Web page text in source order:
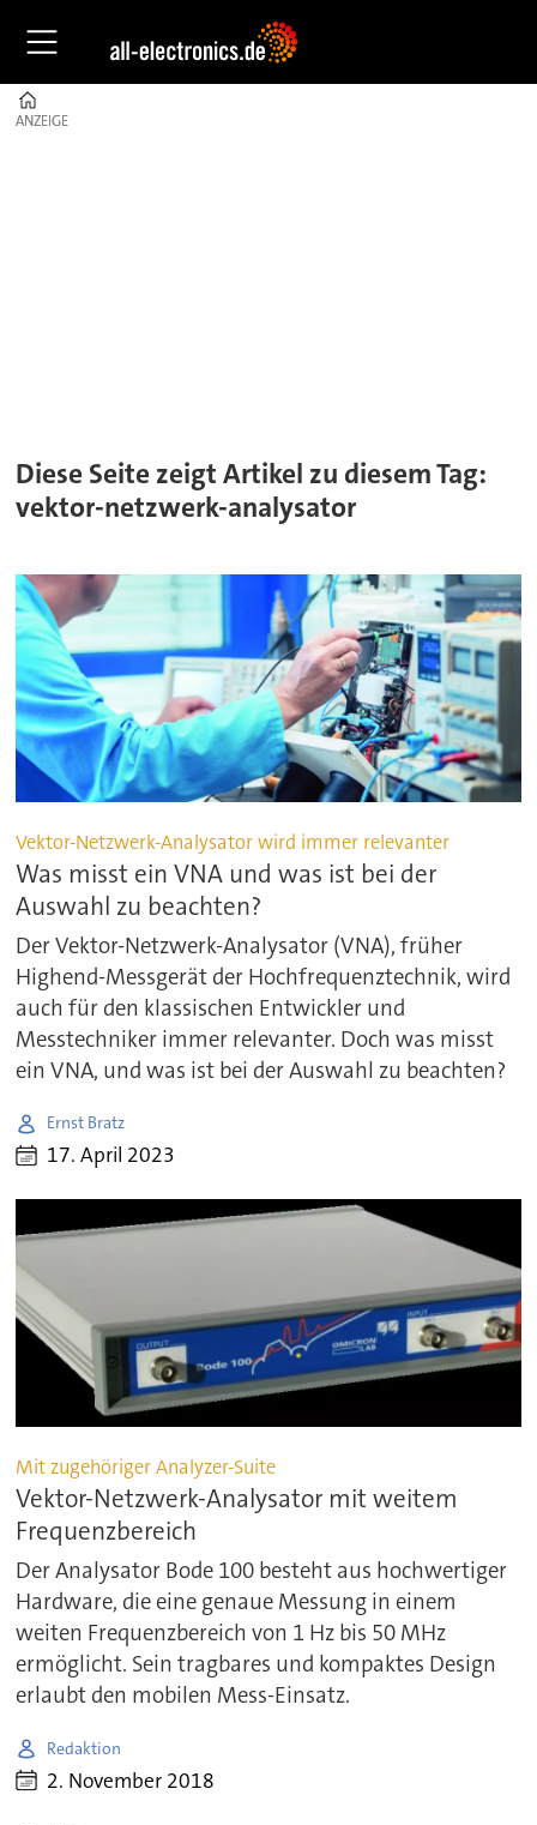
ANZEIGE
ANZEIGE
Diese Seite zeigt Artikel zu diesem Tag:
vektor-netzwerk-analysator
Vektor-Netzwerk-Analysator wird immer relevanter
Was misst ein VNA und was ist bei der
Auswahl zu beachten?
Der Vektor-Netzwerk-Analysator (VNA), früher
Highend-Messgerät der Hochfrequenztechnik, wird
auch für den klassischen Entwickler und
Messtechniker immer relevanter. Doch was misst
ein VNA, und was ist bei der Auswahl zu beachten?
Ernst Bratz
17. April 2023
Mit zugehöriger Analyzer-Suite
Vektor-Netzwerk-Analysator mit weitem
Frequenzbereich
Der Analysator Bode 100 besteht aus hochwertiger
Hardware, die eine genaue Messung in einem
weiten Frequenzbereich von 1 Hz bis 50 MHz
ermöglicht. Sein tragbares und kompaktes Design
erlaubt den mobilen Mess-Einsatz.
Redaktion
2. November 2018